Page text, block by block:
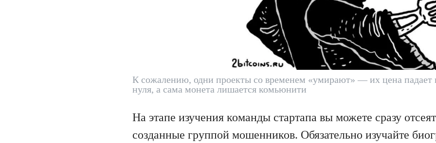
К сожалению, одни проекты со временем «умирают» — их цена падает
нуля, а сама монета лишается комьюнити
На этапе изучения команды стартапа вы можете сразу
созданные группой мошенников. Обязательно изучайте